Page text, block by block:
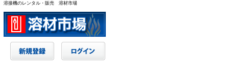
溶接機のレンタル・販売 溶材市場